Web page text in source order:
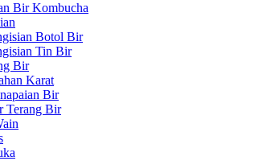
Bir Kombucha
Botol Bir
Tin Bir
Bir
Karat
Bir
Terang Bir